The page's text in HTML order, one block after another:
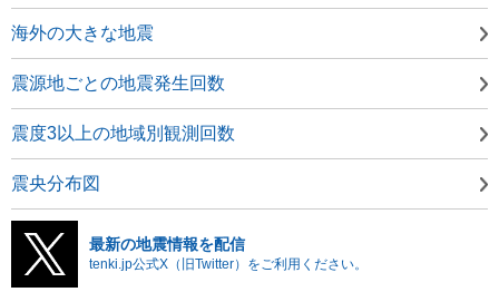
海外の大きな地震
震源地ごとの地震発生回数
震度3以上の地域別観測回数
震央分布図
最新の地震情報を配信
tenki.jp公式X（旧Twitter）をご利用ください。